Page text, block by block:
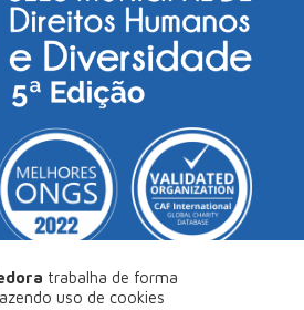
trabalha de forma
uso de cookies